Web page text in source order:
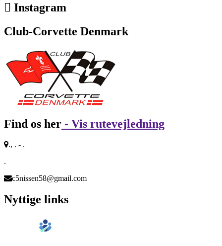
Instagram
Club-Corvette Denmark
Find os her - Vis rutevejledning
., . - .
.
c5nissen58@gmail.com
Nyttige links